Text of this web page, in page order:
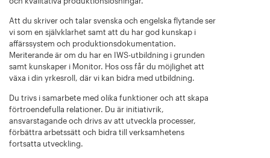
Att du skriver och talar svenska och engelska flytande ser
vi som en självklarhet samt att du har god kunskap i
affärssystem och produktionsdokumentation.
Meriterande är om du har en IWS-utbildning i grunden
samt kunskaper i Monitor. Hos oss får du möjlighet att
växa i din yrkesroll, där vi kan bidra med utbildning.
Du trivs i samarbete med olika funktioner och att skapa
förtroendefulla relationer. Du är initiativrik,
ansvarstagande och drivs av att utveckla processer,
förbättra arbetssätt och bidra till verksamhetens
fortsatta utveckling.